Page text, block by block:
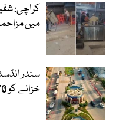
کراچی:
میں مزاحمت، 33
سندر
خزانے کو 70 کروڑ سے زائد کا نقصان